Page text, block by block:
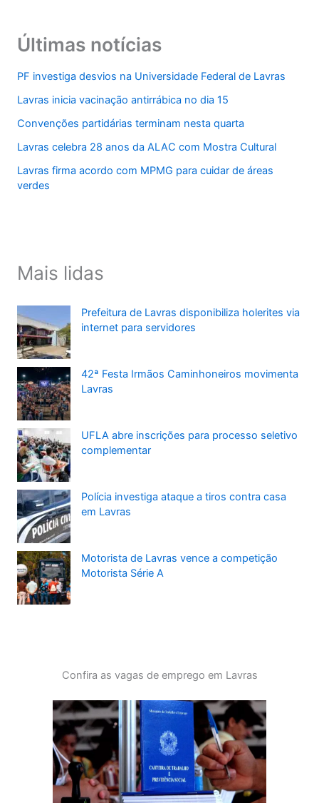
Últimas notícias
PF investiga desvios na Universidade Federal de Lavras
Lavras inicia vacinação antirrábica no dia 15
Convenções partidárias terminam nesta quarta
Lavras celebra 28 anos da ALAC com Mostra Cultural
Lavras firma acordo com MPMG para cuidar de áreas
verdes
Mais lidas
Prefeitura de Lavras disponibiliza holerites via
internet para servidores
42ª Festa Irmãos Caminhoneiros movimenta
Lavras
UFLA abre inscrições para processo seletivo
complementar
Polícia investiga ataque a tiros contra casa
em Lavras
Motorista de Lavras vence a competição
Motorista Série A
Confira as vagas de emprego em Lavras